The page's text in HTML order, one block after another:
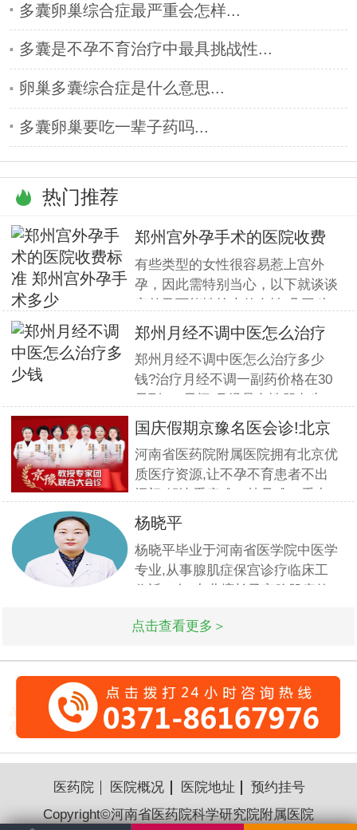
多囊卵巢综合症最严重会怎样...
多囊是不孕不育治疗中最具挑战性...
卵巢多囊综合症是什么意思...
多囊卵巢要吃一辈子药吗...
热门推荐
郑州宫外孕手术的医院收费
标准
有些类型的女性很容易惹上宫外
孕，因此需特别当心，以下就谈谈
宫外孕可能性较大的女性.凡因种
种原因推迟或阻止孕卵到子宫的正
常运行，使孕卵受阻于输卵管内，
即可发生宫外孕。在临床研究中发
现，有一些女性特别容易患宫外
孕，那么那些女性需要特别的注意
宫外
郑州月经不调中医怎么治疗
多少钱
郑州月经不调中医怎么治疗多少
钱?治疗月经不调一副药价格在30
元到120元间.月经是女性朋友生
育、永葆青春的重要表现,但一旦
女人月经失调也会严重违纪患者健
康,那么女人月经失调的危害是什
么呢?月经不调影响了女性那些方
面? 女人月经失调的危害是什么
呢?月经不
国庆假期京豫名医会诊!北京
不孕
河南省医药院附属医院拥有北京优
质医疗资源,让不孕不育患者不出
家更难的问题.此次国庆期间(10月
1日-3日)北京专家将与郑州市·河
南省医药科学研究院附属医院名医
强强联合,发挥医疗资源优势,多对
杨晓平
杨晓平毕业于河南省医学院中医学
专业,从事腺肌症保宫诊疗临床工
作近20年.专业擅长子宫腺肌症的
及手术治疗有丰富的经验.
点击查看更多＞
医药院 医院概况 医院地址
预约挂号
Copyright©河南省医药院科学研究院附属医院